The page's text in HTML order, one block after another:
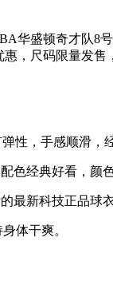
华盛顿奇才队8
惠，尺码限量发售
性，手感顺滑，
色经典好看，颜色
最新科技正品球衣
体干爽。